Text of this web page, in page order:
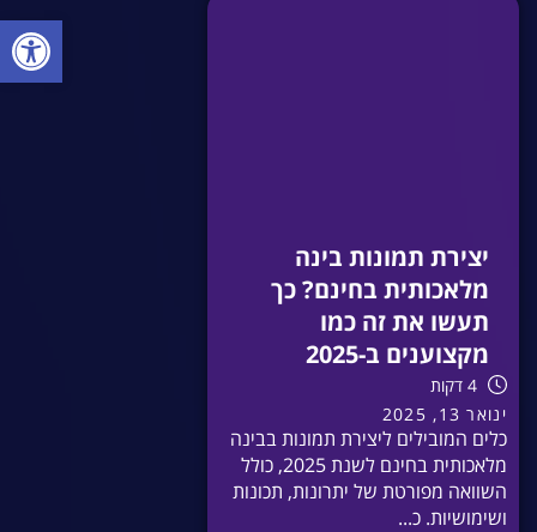
יצירת תמונות בינה
מלאכותית בחינם? כך
תעשו את זה כמו
מקצוענים ב-2025
4 דקות
ינואר 13, 2025
כלים המובילים ליצירת תמונות בבינה
מלאכותית בחינם לשנת 2025, כולל
השוואה מפורטת של יתרונות, תכונות
ושימושיות. כ...
פתח